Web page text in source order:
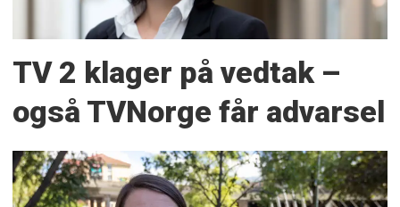
TV 2 klager på vedtak –
også TVNorge får advarsel